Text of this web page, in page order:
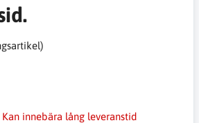
innebära lång leveranstid